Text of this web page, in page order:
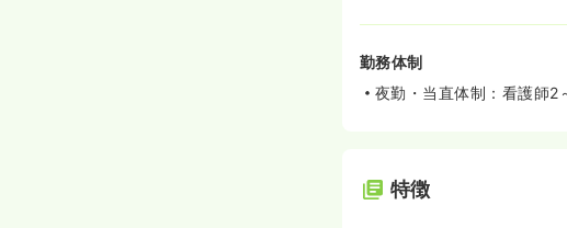
勤務体制
夜勤・当直体制：看護師2
特徴